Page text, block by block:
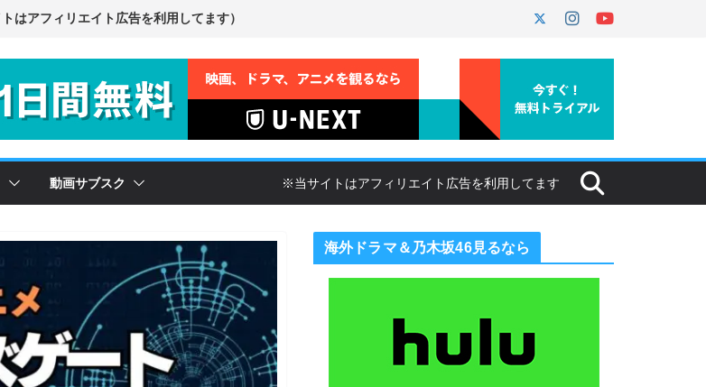
動画サブスク
海外ドラマ＆乃木坂46見るなら